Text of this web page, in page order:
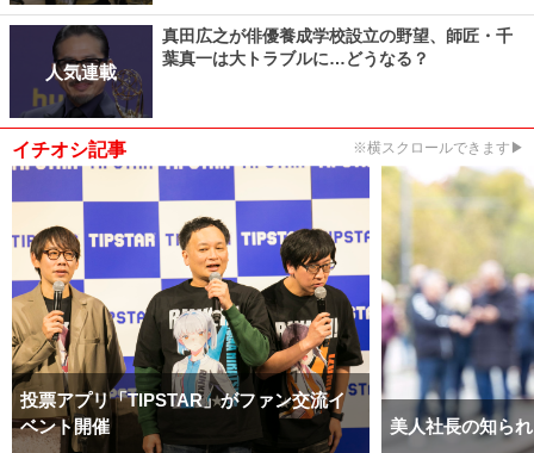
人気連載
真田広之が俳優養成学校設立の野望、師匠・千
葉真一は大トラブルに…どうなる？
イチオシ記事 ※横スクロールできます▶
投票アプリ「TIPSTAR」がファン交流イ
ベント開催
美人社長の知ら